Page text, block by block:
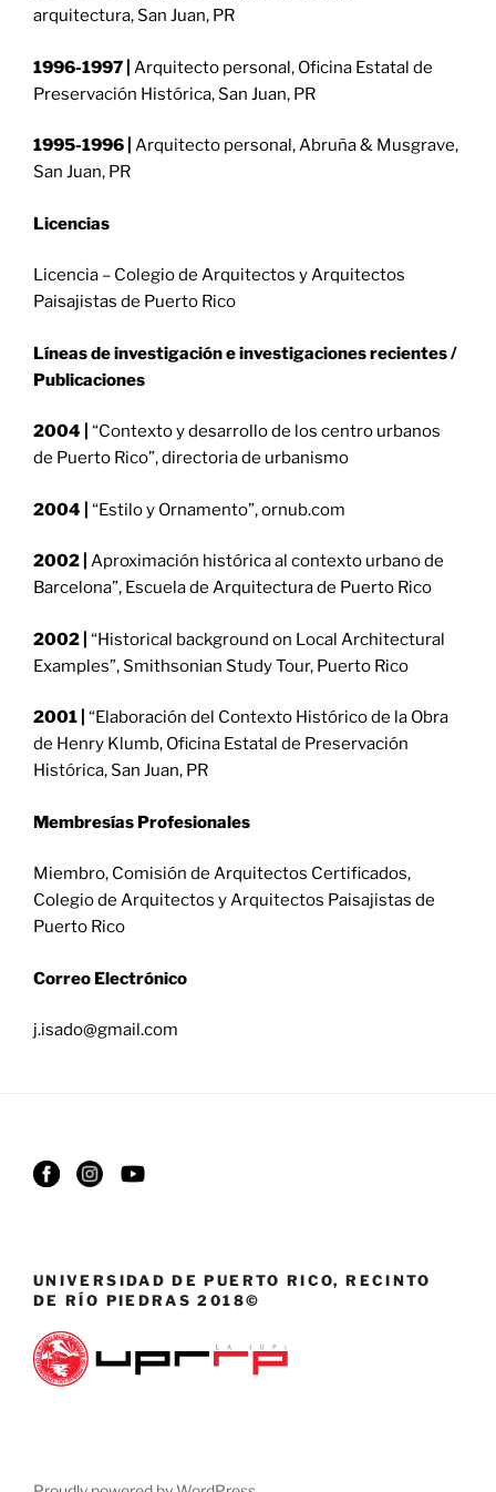
arquitectura, San Juan, PR
1996-1997 | Arquitecto personal, Oficina Estatal de
Preservación Histórica, San Juan, PR
1995-1996 | Arquitecto personal, Abruña & Musgrave,
San Juan, PR
Licencias
Licencia – Colegio de Arquitectos y Arquitectos
Paisajistas de Puerto Rico
Líneas de investigación e investigaciones recientes /
Publicaciones
2004 | “Contexto y desarrollo de los centro urbanos
de Puerto Rico”, directoria de urbanismo
2004 | “Estilo y Ornamento”, ornub.com
2002 | Aproximación histórica al contexto urbano de
Barcelona”, Escuela de Arquitectura de Puerto Rico
2002 | “Historical background on Local Architectural
Examples”, Smithsonian Study Tour, Puerto Rico
2001 | “Elaboración del Contexto Histórico de la Obra
de Henry Klumb, Oficina Estatal de Preservación
Histórica, San Juan, PR
Membresías Profesionales
Miembro, Comisión de Arquitectos Certificados,
Colegio de Arquitectos y Arquitectos Paisajistas de
Puerto Rico
Correo Electrónico
j.isado@gmail.com
UNIVERSIDAD DE PUERTO RICO, RECINTO
DE RÍO PIEDRAS 2018©